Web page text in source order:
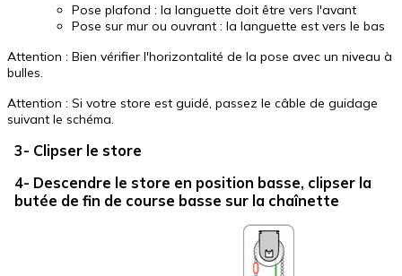
Pose plafond : la languette doit être vers l'avant
Pose sur mur ou ouvrant : la languette est vers le bas
Attention : Bien vérifier l'horizontalité de la pose avec un niveau à
bulles.
Attention : Si votre store est guidé, passez le câble de guidage
suivant le schéma.
3- Clipser le store
4- Descendre le store en position basse, clipser la
butée de fin de course basse sur la chaînette